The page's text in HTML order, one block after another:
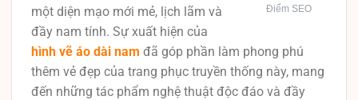
Điểm SEO
một diện mạo mới mẻ, lịch lãm và
đầy nam tính. Sự xuất hiện của
hình vẽ áo dài nam đã góp phần làm phong phú
thêm vẻ đẹp của trang phục truyền thống này, mang
đến những tác phẩm nghệ thuật độc đáo và đầy